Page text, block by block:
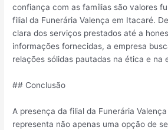
confiança com as famílias são valores
filial da Funerária Valença em Itacaré.
clara dos serviços prestados até a
informações fornecidas, a empresa
relações sólidas pautadas na ética e na
## Conclusão
A presença da filial da Funerária
representa não apenas uma opção de